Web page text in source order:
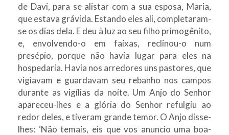
de Davi, para se alistar com a sua esposa, Maria,
que estava grávida. Estando eles ali, completaram-
se os dias dela. E deu à luz ao seu filho primogênito,
e, envolvendo-o em faixas, reclinou-o num
presépio, porque não havia lugar para eles na
hospedaria. Havia nos arredores uns pastores, que
vigiavam e guardavam seu rebanho nos campos
durante as vigílias da noite. Um Anjo do Senhor
apareceu-lhes e a glória do Senhor refulgiu ao
redor deles, e tiveram grande temor. O Anjo disse-
lhes: ‘Não temais, eis que vos anuncio uma boa-